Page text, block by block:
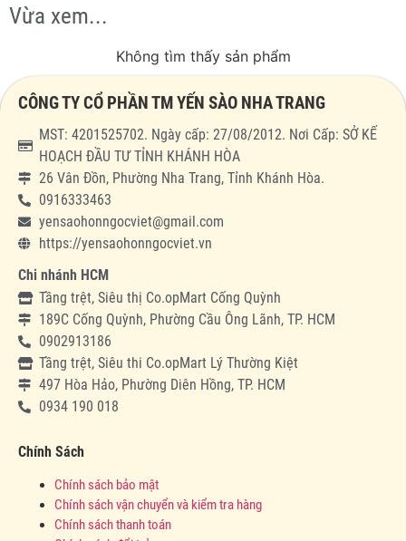
Vừa xem...
Không tìm thấy sản phẩm
CÔNG TY CỔ PHẦN TM YẾN SÀO NHA TRANG
MST: 4201525702. Ngày cấp: 27/08/2012. Nơi Cấp: SỞ KẾ
HOẠCH ĐẦU TƯ TỈNH KHÁNH HÒA
26 Vân Đồn, Phường Nha Trang, Tỉnh Khánh Hòa.
0916333463
yensaohonngocviet@gmail.com
https://yensaohonngocviet.vn
Chi nhánh HCM
Tầng trệt, Siêu thị Co.opMart Cống Quỳnh
189C Cống Quỳnh, Phường Cầu Ông Lãnh, TP. HCM
0902913186
Tầng trệt, Siêu thi Co.opMart Lý Thường Kiệt
497 Hòa Hảo, Phường Diên Hồng, TP. HCM
0934 190 018
Chính Sách
Chính sách bảo mật
Chính sách vận chuyển và kiểm tra hàng
Chính sách thanh toán